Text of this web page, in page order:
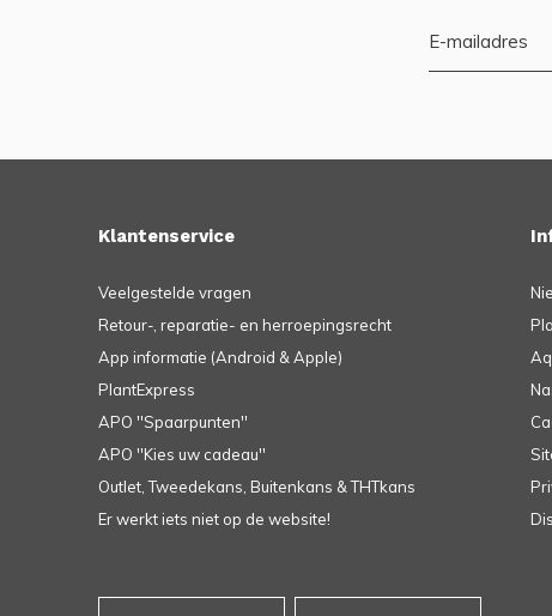
Klantenservice
Veelgestelde vragen
Retour-, reparatie- en herroepingsrecht
App informatie (Android & Apple)
PlantExpress
APO ''Spaarpunten''
APO ''Kies uw cadeau''
Outlet, Tweedekans, Buitenkans & THTkans
Er werkt iets niet op de website!